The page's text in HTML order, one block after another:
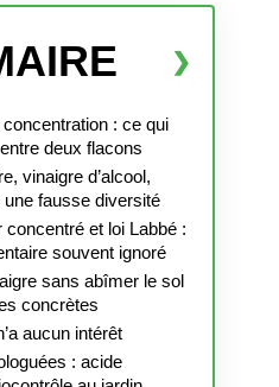
: ce qui
deux flacons
vinaigre d’alcool,
fausse diversité
concentré et loi Labbé :
souvent ignoré
sans abîmer le sol
concrètes
aucun intérêt
: acide